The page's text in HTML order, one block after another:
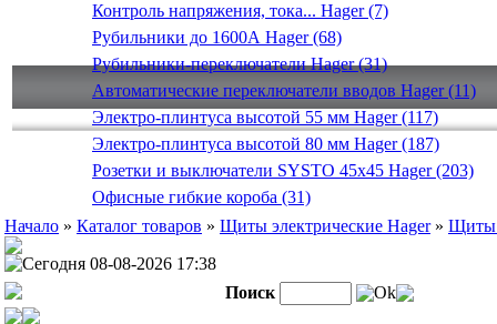
Контроль напряжения, тока... Hager (7)
Рубильники до 1600А Hager (68)
Рубильники-переключатели Hager (31)
Автоматические переключатели вводов Hager (11)
Электро-плинтуса высотой 55 мм Hager (117)
Электро-плинтуса высотой 80 мм Hager (187)
Розетки и выключатели SYSTO 45х45 Hager (203)
Офисные гибкие короба (31)
Начало » Каталог товаров » Щиты электрические Hager» Щиты
Сегодня 08-08-2026 17:38
Поиск
Ok